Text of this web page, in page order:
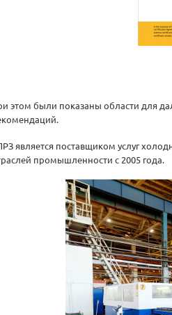
этом были показаны области для
является поставщиком услуг
промышленности с 2005 года.